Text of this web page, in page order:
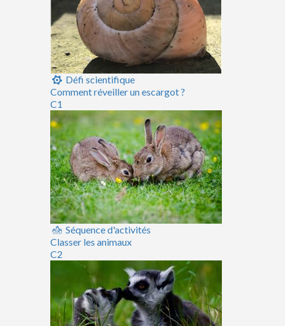
Défi scientifique
Comment réveiller un escargot ?
C1
Séquence d'activités
Classer les animaux
C2